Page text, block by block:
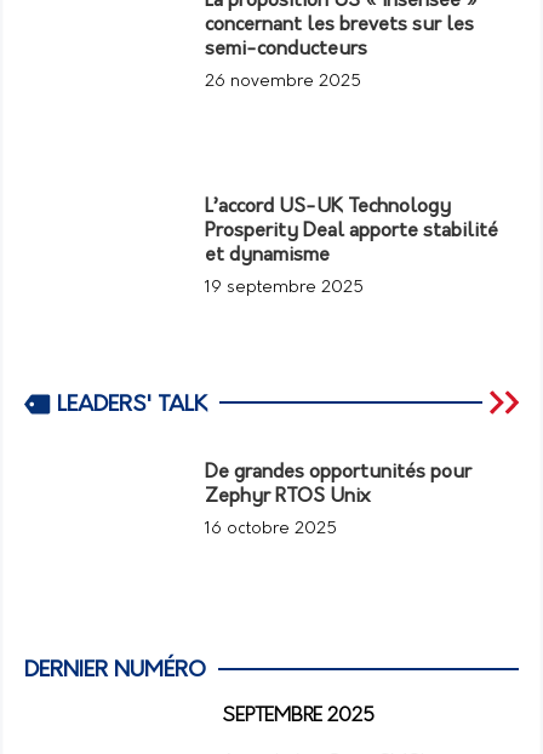
concernant les brevets sur les
semi-conducteurs
26 novembre 2025
L’accord US-UK Technology
Prosperity Deal apporte stabilité
et dynamisme
19 septembre 2025
LEADERS' TALK
De grandes opportunités pour
Zephyr RTOS Unix
16 octobre 2025
DERNIER NUMÉRO
SEPTEMBRE 2025